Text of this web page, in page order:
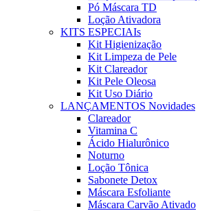
Pó Máscara TD
Loção Ativadora
KITS ESPECIAIs
Kit Higienização
Kit Limpeza de Pele
Kit Clareador
Kit Pele Oleosa
Kit Uso Diário
LANÇAMENTOS Novidades
Clareador
Vitamina C
Ácido Hialurônico
Noturno
Loção Tônica
Sabonete Detox
Máscara Esfoliante
Máscara Carvão Ativado